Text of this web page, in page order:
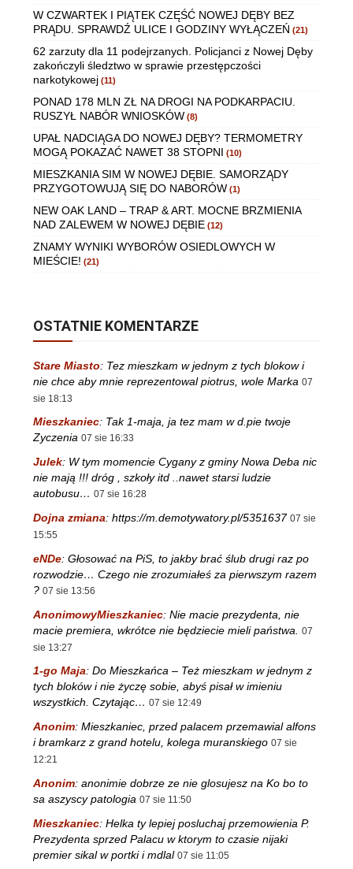
W CZWARTEK I PIĄTEK CZĘŚĆ NOWEJ DĘBY BEZ
PRĄDU. SPRAWDŹ ULICE I GODZINY WYŁĄCZEŃ (21)
62 zarzuty dla 11 podejrzanych. Policjanci z Nowej Dęby
zakończyli śledztwo w sprawie przestępczości
narkotykowej (11)
PONAD 178 MLN ZŁ NA DROGI NA PODKARPACIU.
RUSZYŁ NABÓR WNIOSKÓW (8)
UPAŁ NADCIĄGA DO NOWEJ DĘBY? TERMOMETRY
MOGĄ POKAZAĆ NAWET 38 STOPNI (10)
MIESZKANIA SIM W NOWEJ DĘBIE. SAMORZĄDY
PRZYGOTOWUJĄ SIĘ DO NABORÓW (1)
NEW OAK LAND – TRAP & ART. MOCNE BRZMIENIA
NAD ZALEWEM W NOWEJ DĘBIE (12)
ZNAMY WYNIKI WYBORÓW OSIEDLOWYCH W
MIEŚCIE! (21)
OSTATNIE KOMENTARZE
Stare Miasto: Tez mieszkam w jednym z tych blokow i
nie chce aby mnie reprezentowal piotrus, wole Marka 07
sie 18:13
Mieszkaniec: Tak 1-maja, ja tez mam w d.pie twoje
Zyczenia 07 sie 16:33
Julek: W tym momencie Cygany z gminy Nowa Deba nic
nie mają !!! dróg , szkoły itd ..nawet starsi ludzie
autobusu… 07 sie 16:28
Dojna zmiana: https://m.demotywatory.pl/5351637 07 sie
15:55
eNDe: Głosować na PiS, to jakby brać ślub drugi raz po
rozwodzie… Czego nie zrozumiałeś za pierwszym razem
? 07 sie 13:56
AnonimowyMieszkaniec: Nie macie prezydenta, nie
macie premiera, wkrótce nie będziecie mieli państwa.
07
sie 13:27
1-go Maja: Do Mieszkańca – Też mieszkam w jednym z
tych bloków i nie życzę sobie, abyś pisał w imieniu
wszystkich. Czytając… 07 sie 12:49
Anonim: Mieszkaniec, przed palacem przemawial alfons
i bramkarz z grand hotelu, kolega muranskiego 07 sie
12:21
Anonim: anonimie dobrze ze nie glosujesz na Ko bo to
sa aszyscy patologia 07 sie 11:50
Mieszkaniec: Helka ty lepiej posluchaj przemowienia P.
Prezydenta sprzed Palacu w ktorym to czasie nijaki
premier sikal w portki i mdlal 07 sie 11:05